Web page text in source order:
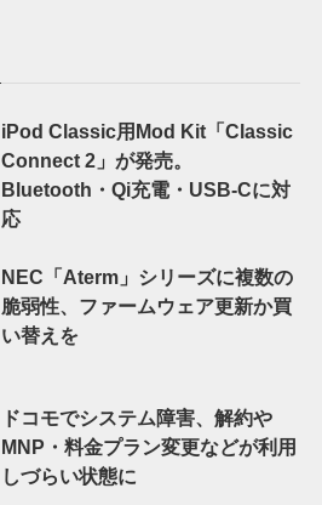
iPod Classic用Mod Kit「Classic
Connect 2」が発売。
Bluetooth・Qi充電・USB-Cに対
応
NEC「Aterm」シリーズに複数の
脆弱性、ファームウェア更新か買
い替えを
ドコモでシステム障害、解約や
MNP・料金プラン変更などが利用
しづらい状態に